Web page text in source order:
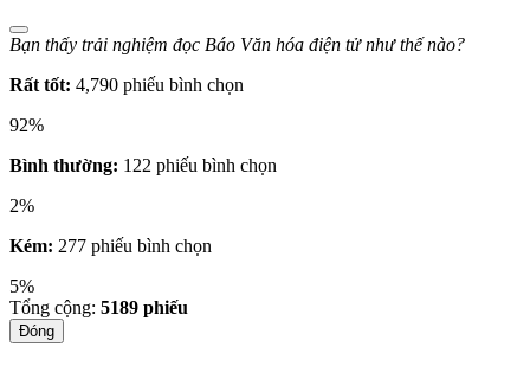
Bạn thấy trải nghiệm đọc Báo Văn hóa điện tử như thế nào?
Rất tốt: 4,790 phiếu bình chọn
92%
Bình thường: 122 phiếu bình chọn
2%
Kém: 277 phiếu bình chọn
5%
Tổng cộng: 5189 phiếu
Đóng